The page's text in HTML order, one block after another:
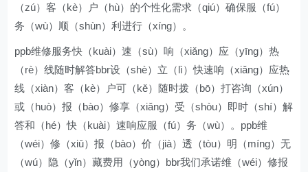
（zú）客（kè）户（hù）的个性化需求（qiú）确保服（fú）
务（wù）顺（shùn）利进行（xíng）。
ppb维修服务快（kuài）速（sù）响（xiǎng）应（yīng）热
（rè）线随时解答bbr设（shè）立（lì）快速响（xiǎng）应热
线（xiàn）客（kè）户可（kě）随时拨（bō）打咨询（xún）
或（huò）报（bào）修享（xiǎng）受（shòu）即时（shí）解
答和（hé）快（kuài）速响应服（fú）务（wù）。ppb维
（wéi）修（xiū）报（bào）价（jià）透（tòu）明（míng）无
（wú）隐（yǐn）藏费用（yòng）bbr我们承诺维（wéi）修报